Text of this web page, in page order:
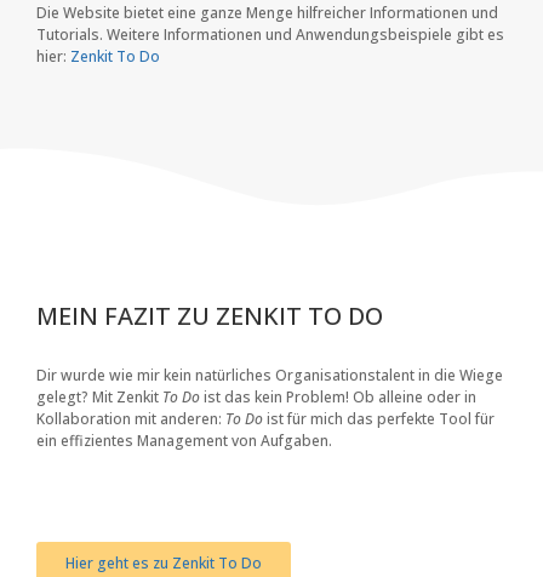
Die Website bietet eine ganze Menge hilfreicher Informationen und
Tutorials. Weitere Informationen und Anwendungsbeispiele gibt es
hier: Zenkit To Do
MEIN FAZIT ZU ZENKIT TO DO
Dir wurde wie mir kein natürliches Organisationstalent in die Wiege
gelegt? Mit Zenkit To Doist das kein Problem! Ob alleine oder in
Kollaboration mit anderen: To Doist für mich das perfekte Tool für
ein effizientes Management von Aufgaben.
Hier geht es zu Zenkit To Do